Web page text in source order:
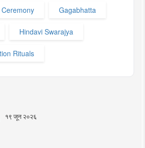
Gagabhatta
Hindavi Swarajya
Rituals
१९ जून २०२६